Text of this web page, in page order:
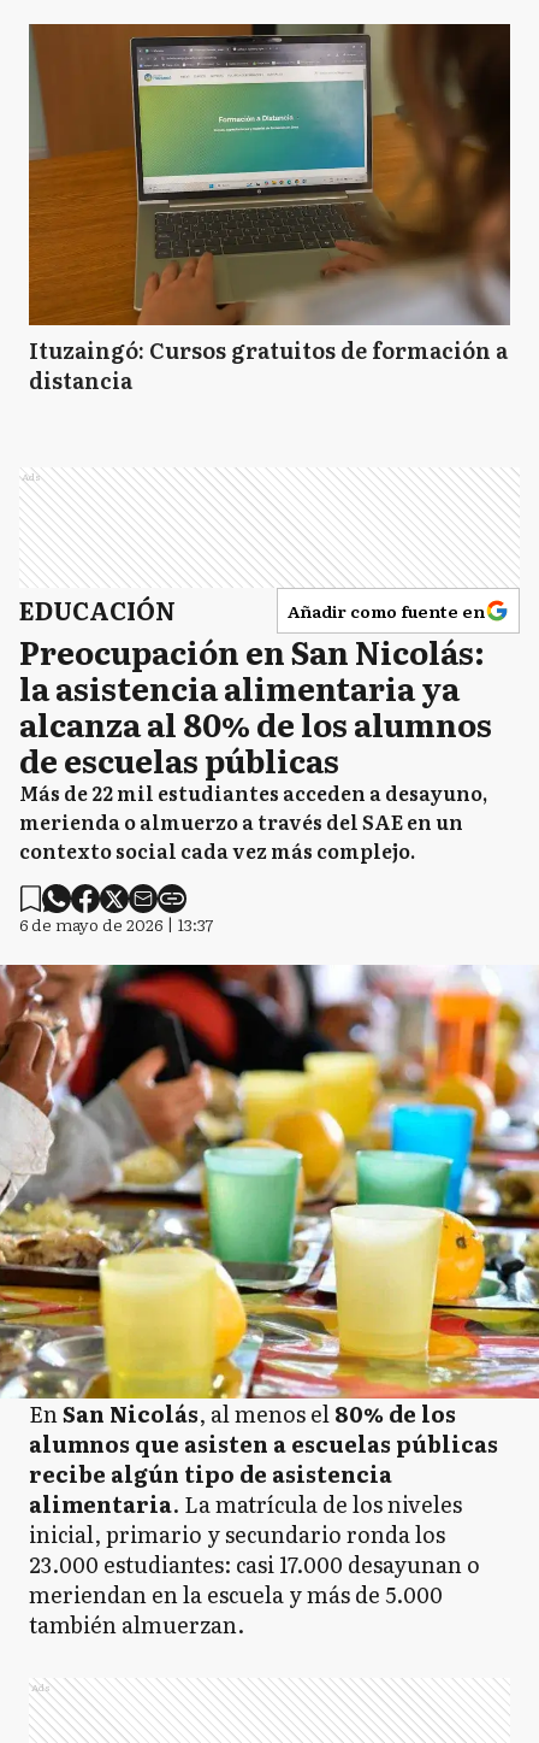
Ituzaingó: Cursos gratuitos de formación a
distancia
Ads
EDUCACIÓN Añadir como fuente en
Preocupación en San Nicolás:
la asistencia alimentaria ya
alcanza al 80% de los alumnos
de escuelas públicas
Más de 22 mil estudiantes acceden a desayuno,
merienda o almuerzo a través del SAE en un
contexto social cada vez más complejo.
6 de mayo de 2026 | 13:37
EnSan Nicolás, al menos el80% de los
alumnos que asisten a escuelas públicas
recibe algún tipo de asistencia
alimentaria. La matrícula de los niveles
inicial, primario y secundario ronda los
23.000 estudiantes: casi 17.000 desayunan o
meriendan en la escuela y más de 5.000
también almuerzan.
Ads